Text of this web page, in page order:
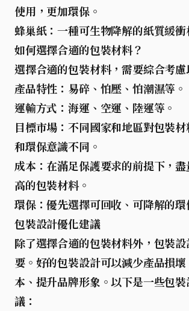
使用，更加環保。
蜂巢紙：一種可生物降解的紙質緩
如何選擇合適的包裝材料？
選擇合適的包裝材料，需要綜合考慮
產品特性 ：易碎、怕壓、怕潮濕等。
運輸方式 ：海運、空運、陸運等。
目標市場 ：不同國家和地區對包裝
和環保意識不同。
成本：在滿足保護要求的前提下，
高的包裝材料。
環保：優先選擇可回收、可降解的環
包裝設計優化建議
除了選擇合適的包裝材料外， 包裝設
要。好的包裝設計可以減少產品損
本、提升品牌形象。以下是一些包
議：